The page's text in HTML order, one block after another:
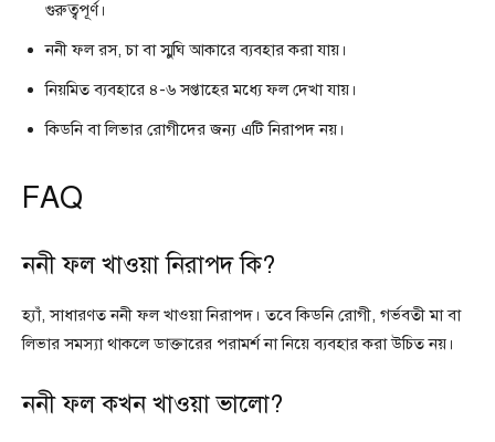
গুরুত্বপূর্ণ।
ননী ফল রস, চা বা স্মুঘি আকারে ব্যবহার করা যায়।
নিয়মিত ব্যবহারে ৪-৬ সপ্তাহের মধ্যে ফল দেখা যায়।
কিডনি বা লিভার রোগীদের জন্য এটি নিরাপদ নয়।
FAQ
ননী ফল খাওয়া নিরাপদ কি?
হ্যাঁ, সাধারণত ননী ফল খাওয়া নিরাপদ। তবে কিডনি রোগী, গর্ভবতী মা বা
লিভার সমস্যা থাকলে ডাক্তারের পরামর্শ না নিয়ে ব্যবহার করা উচিত নয়।
ননী ফল কখন খাওয়া ভালো?